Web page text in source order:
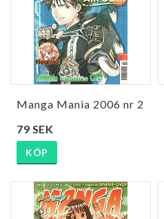
Manga Mania 2006 nr 2
79 SEK
KÖP